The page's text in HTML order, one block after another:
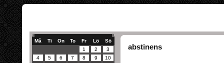
Må Ti On To Fr Lö
Sö
1
2
3
4
5 6 7 8 9
10
abstinens